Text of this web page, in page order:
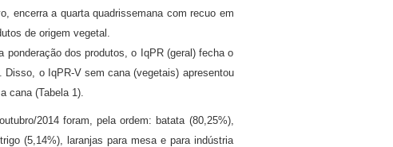
encerra a quarta quadrissemana com recuo em
de origem vegetal.
dos produtos, o IqPR (geral) fecha o
o IqPR-V sem cana (vegetais) apresentou
cana (Tabela 1).
2014 foram, pela ordem: batata (80,25%),
(5,14%), laranjas para mesa e para indústria